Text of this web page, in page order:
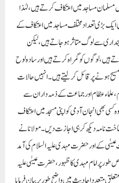
مساجد میں اعتکاف کرتے ہیں، لہٰذا
ایک بڑی تعداد مختلف مساجد میں اعتکاف کے
سے لوگ متاثر ہوجاتے ہیں، لیکن
ہیں، لوگوں کو گمراہ کرتے ہیں اور سادہ لوح
ہونے پر قائل کرلیتے ہیں۔ انہیں حالات
علماء عظام اور جماعت کے ذمہ داران سے
کسی بھی انجان آدمی کو اپنی مسجد میں اعتکاف
نامہ دیکھ کر ہی اجازت دیں۔ مولانا نے
کے اور حضرت مہدی علیہ السلام کی آمد
پر امام مہدی کا ظہور، حضرت عیسٰی علیہ